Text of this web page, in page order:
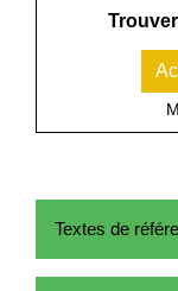
Textes de